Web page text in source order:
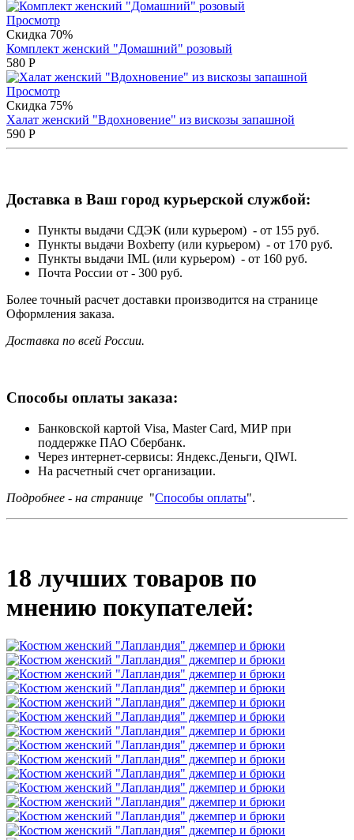
Просмотр
Скидка 70%
Комплект женский "Домашний" розовый
580 Р
Просмотр
Скидка 75%
Халат женский "Вдохновение" из вискозы запашной
590 Р
Доставка в Ваш город курьерской службой:
Пункты выдачи СДЭК (или курьером) - от 155 руб.
Пункты выдачи Boxberry (или курьером) - от 170 руб.
Пункты выдачи IML (или курьером) - от 160 руб.
Почта России от - 300 руб.
Более точный расчет доставки производится на странице
Оформления заказа.
Доставка по всей России.
Способы оплаты заказа:
Банковской картой Visa, Master Card, МИР при
поддержке ПАО Сбербанк.
Через интернет-сервисы: Яндекс.Деньги, QIWI.
На расчетный счет организации.
Подробнее - на странице "Способы оплаты".
18 лучших товаров по
мнению покупателей: